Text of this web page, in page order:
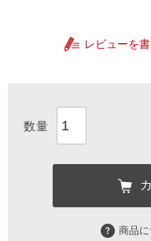
レビューを書
商品